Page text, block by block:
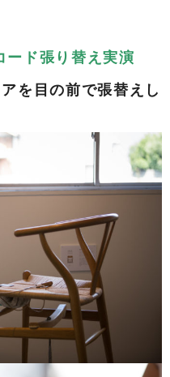
ド張り替え実演
を目の前で張替えし